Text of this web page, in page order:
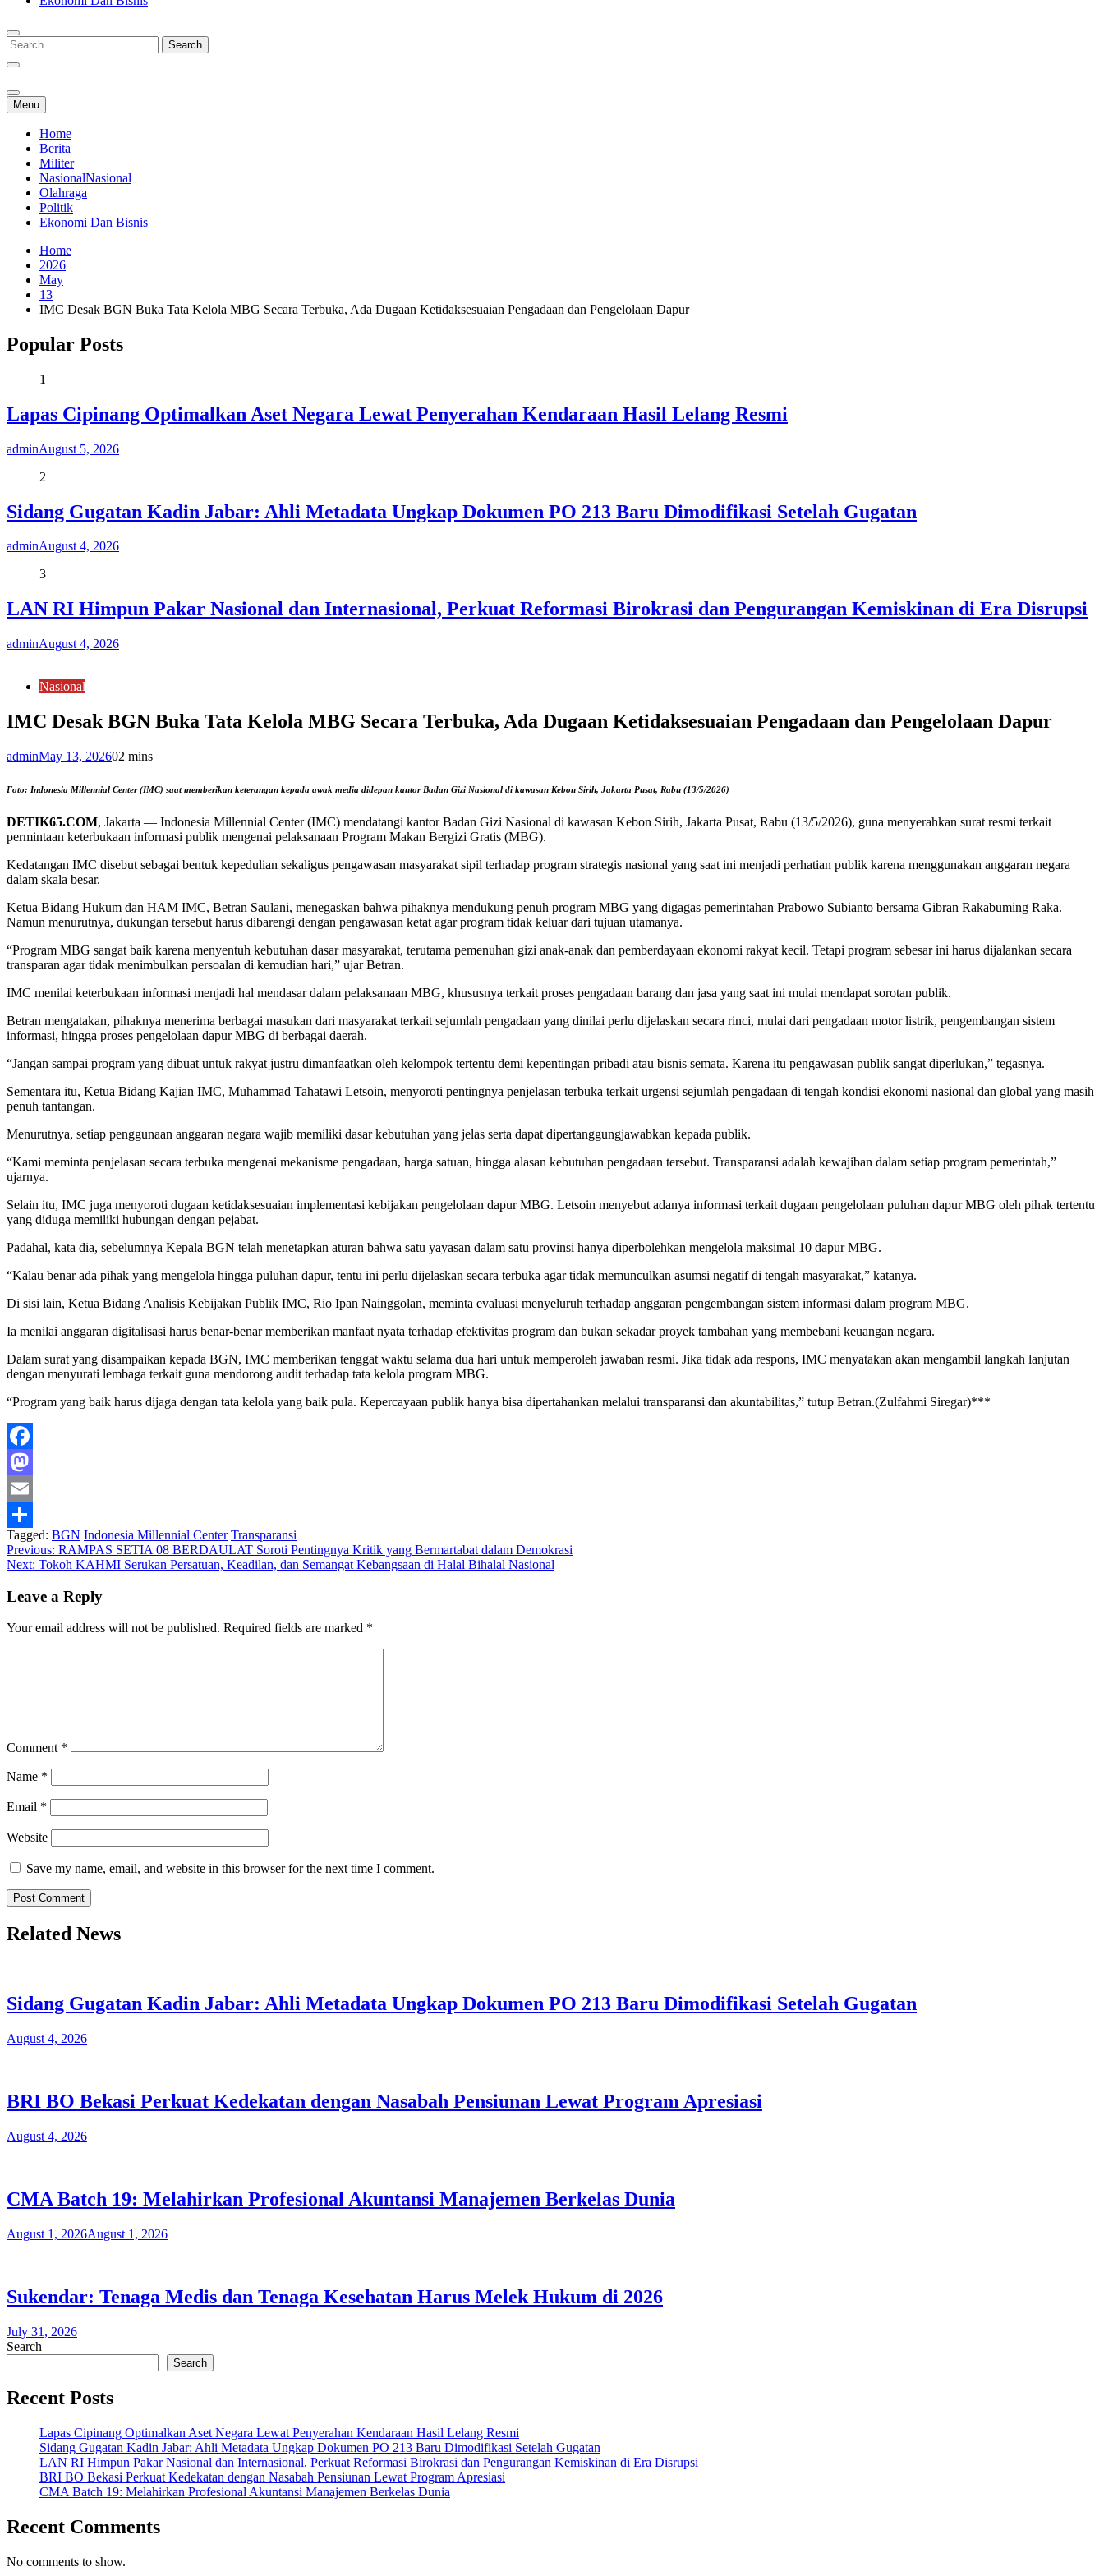
Menu
Home
Berita
Militer
NasionalNasional
Olahraga
Politik
Ekonomi Dan Bisnis
Home
2026
May
13
IMC Desak BGN Buka Tata Kelola MBG Secara Terbuka, Ada Dugaan Ketidaksesuaian Pengadaan dan Pengelolaan Dapur
Popular Posts
1
Lapas Cipinang Optimalkan Aset Negara Lewat Penyerahan Kendaraan Hasil Lelang Resmi
adminAugust 5, 2026
2
Sidang Gugatan Kadin Jabar: Ahli Metadata Ungkap Dokumen PO 213 Baru Dimodifikasi Setelah Gugatan
adminAugust 4, 2026
3
LAN RI Himpun Pakar Nasional dan Internasional, Perkuat Reformasi Birokrasi dan Pengurangan Kemiskinan di Era Disrupsi
adminAugust 4, 2026
Nasional
IMC Desak BGN Buka Tata Kelola MBG Secara Terbuka, Ada Dugaan Ketidaksesuaian Pengadaan dan Pengelolaan Dapur
adminMay 13, 202602 mins
Foto: Indonesia Millennial Center (IMC) saat memberikan keterangan kepada awak media didepan kantor Badan Gizi Nasional di kawasan Kebon Sirih, Jakarta Pusat, Rabu (13/5/2026)
DETIK65.COM, Jakarta — Indonesia Millennial Center (IMC) mendatangi kantor Badan Gizi Nasional di kawasan Kebon Sirih, Jakarta Pusat, Rabu (13/5/2026), guna menyerahkan surat resmi terkait
permintaan keterbukaan informasi publik mengenai pelaksanaan Program Makan Bergizi Gratis (MBG).
Kedatangan IMC disebut sebagai bentuk kepedulian sekaligus pengawasan masyarakat sipil terhadap program strategis nasional yang saat ini menjadi perhatian publik karena menggunakan anggaran negara
dalam skala besar.
Ketua Bidang Hukum dan HAM IMC, Betran Saulani, menegaskan bahwa pihaknya mendukung penuh program MBG yang digagas pemerintahan Prabowo Subianto bersama Gibran Rakabuming Raka.
Namun menurutnya, dukungan tersebut harus dibarengi dengan pengawasan ketat agar program tidak keluar dari tujuan utamanya.
“Program MBG sangat baik karena menyentuh kebutuhan dasar masyarakat, terutama pemenuhan gizi anak-anak dan pemberdayaan ekonomi rakyat kecil. Tetapi program sebesar ini harus dijalankan secara
transparan agar tidak menimbulkan persoalan di kemudian hari,” ujar Betran.
IMC menilai keterbukaan informasi menjadi hal mendasar dalam pelaksanaan MBG, khususnya terkait proses pengadaan barang dan jasa yang saat ini mulai mendapat sorotan publik.
Betran mengatakan, pihaknya menerima berbagai masukan dari masyarakat terkait sejumlah pengadaan yang dinilai perlu dijelaskan secara rinci, mulai dari pengadaan motor listrik, pengembangan sistem
informasi, hingga proses pengelolaan dapur MBG di berbagai daerah.
“Jangan sampai program yang dibuat untuk rakyat justru dimanfaatkan oleh kelompok tertentu demi kepentingan pribadi atau bisnis semata. Karena itu pengawasan publik sangat diperlukan,” tegasnya.
Sementara itu, Ketua Bidang Kajian IMC, Muhammad Tahatawi Letsoin, menyoroti pentingnya penjelasan terbuka terkait urgensi sejumlah pengadaan di tengah kondisi ekonomi nasional dan global yang masih
penuh tantangan.
Menurutnya, setiap penggunaan anggaran negara wajib memiliki dasar kebutuhan yang jelas serta dapat dipertanggungjawabkan kepada publik.
“Kami meminta penjelasan secara terbuka mengenai mekanisme pengadaan, harga satuan, hingga alasan kebutuhan pengadaan tersebut. Transparansi adalah kewajiban dalam setiap program pemerintah,”
ujarnya.
Selain itu, IMC juga menyoroti dugaan ketidaksesuaian implementasi kebijakan pengelolaan dapur MBG. Letsoin menyebut adanya informasi terkait dugaan pengelolaan puluhan dapur MBG oleh pihak tertentu
yang diduga memiliki hubungan dengan pejabat.
Padahal, kata dia, sebelumnya Kepala BGN telah menetapkan aturan bahwa satu yayasan dalam satu provinsi hanya diperbolehkan mengelola maksimal 10 dapur MBG.
“Kalau benar ada pihak yang mengelola hingga puluhan dapur, tentu ini perlu dijelaskan secara terbuka agar tidak memunculkan asumsi negatif di tengah masyarakat,” katanya.
Di sisi lain, Ketua Bidang Analisis Kebijakan Publik IMC, Rio Ipan Nainggolan, meminta evaluasi menyeluruh terhadap anggaran pengembangan sistem informasi dalam program MBG.
Ia menilai anggaran digitalisasi harus benar-benar memberikan manfaat nyata terhadap efektivitas program dan bukan sekadar proyek tambahan yang membebani keuangan negara.
Dalam surat yang disampaikan kepada BGN, IMC memberikan tenggat waktu selama dua hari untuk memperoleh jawaban resmi. Jika tidak ada respons, IMC menyatakan akan mengambil langkah lanjutan
dengan menyurati lembaga terkait guna mendorong audit terhadap tata kelola program MBG.
“Program yang baik harus dijaga dengan tata kelola yang baik pula. Kepercayaan publik hanya bisa dipertahankan melalui transparansi dan akuntabilitas,” tutup Betran.(Zulfahmi Siregar)***
Facebook
Mastodon
Email
Share
Tagged: BGN Indonesia Millennial Center Transparansi
Post
navigation
Previous: RAMPAS SETIA 08 BERDAULAT Soroti Pentingnya Kritik yang Bermartabat dalam Demokrasi
Next: Tokoh KAHMI Serukan Persatuan, Keadilan, dan Semangat Kebangsaan di Halal Bihalal Nasional
Leave a Reply
Your email address will not be published. Required fields are marked *
Comment *
Name *
Email *
Website
Save my name, email, and website in this browser for the next time I comment.
Related News
Sidang Gugatan Kadin Jabar: Ahli Metadata Ungkap Dokumen PO 213 Baru Dimodifikasi Setelah Gugatan
August 4, 2026
BRI BO Bekasi Perkuat Kedekatan dengan Nasabah Pensiunan Lewat Program Apresiasi
August 4, 2026
CMA Batch 19: Melahirkan Profesional Akuntansi Manajemen Berkelas Dunia
August 1, 2026August 1, 2026
Sukendar: Tenaga Medis dan Tenaga Kesehatan Harus Melek Hukum di 2026
July 31, 2026
Search
Search
Recent Posts
Lapas Cipinang Optimalkan Aset Negara Lewat Penyerahan Kendaraan Hasil Lelang Resmi
Sidang Gugatan Kadin Jabar: Ahli Metadata Ungkap Dokumen PO 213 Baru Dimodifikasi Setelah Gugatan
LAN RI Himpun Pakar Nasional dan Internasional, Perkuat Reformasi Birokrasi dan Pengurangan Kemiskinan di Era Disrupsi
BRI BO Bekasi Perkuat Kedekatan dengan Nasabah Pensiunan Lewat Program Apresiasi
CMA Batch 19: Melahirkan Profesional Akuntansi Manajemen Berkelas Dunia
Recent Comments
No comments to show.